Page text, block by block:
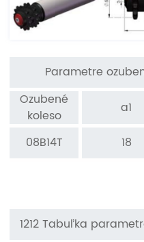
Parametre
Ozubené
koleso
a1
08B14T 18
1212 Tabuľka